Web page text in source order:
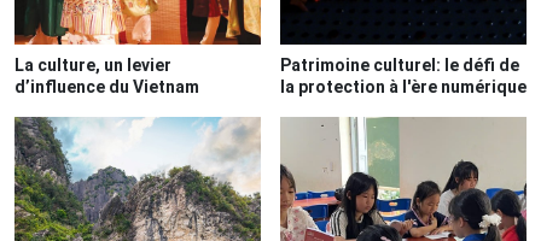
La culture, un levier
d’influence du Vietnam
Patrimoine culturel: le défi de
la protection à l'ère numérique